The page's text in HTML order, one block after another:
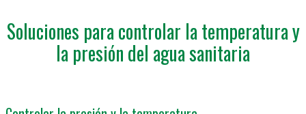
Soluciones para controlar la temperatura y
la presión del agua sanitaria